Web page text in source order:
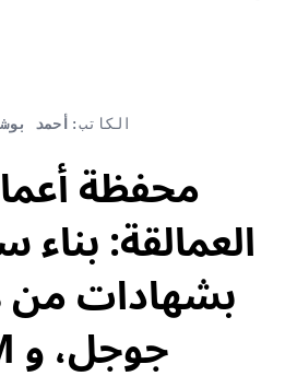
الكاتب: أحمد
محفظة
العمالقة: بناء
بشهادات من
جوجل، و IBM